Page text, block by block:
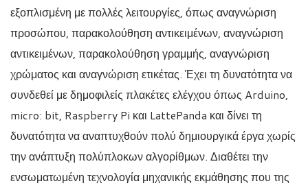
εξοπλισμένη με πολλές λειτουργίες, όπως αναγνώριση
προσώπου, παρακολούθηση αντικειμένων, αναγνώριση
αντικειμένων, παρακολούθηση γραμμής, αναγνώριση
χρώματος και αναγνώριση ετικέτας. Έχει τη δυνατότητα να
συνδεθεί με δημοφιλείς πλακέτες ελέγχου όπως Arduino,
micro: bit, Raspberry Pi και LattePanda και δίνει τη
δυνατότητα να αναπτυχθούν πολύ δημιουργικά έργα χωρίς
την ανάπτυξη πολύπλοκων αλγορίθμων. Διαθέτει την
ενσωματωμένη τεχνολογία μηχανικής εκμάθησης που της